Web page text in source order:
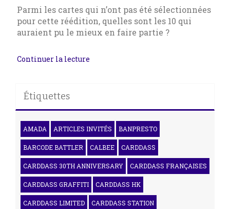
Parmi les cartes qui n’ont pas été sélectionnées
pour cette réédition, quelles sont les 10 qui
auraient pu le mieux en faire partie ?
Continuer la lecture
Étiquettes
AMADA ARTICLES INVITÉS BANPRESTO
BARCODE BATTLER CALBEE CARDDASS
CARDDASS 30TH ANNIVERSARY CARDDASS FRANÇAISES
CARDDASS GRAFFITI CARDDASS HK
CARDDASS LIMITED CARDDASS STATION